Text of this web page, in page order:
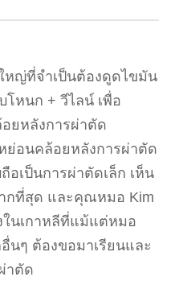
หญ่ที่จำเป็นต้องดูดไขมัน
โหนก + วีไลน์ เพื่อ
ยหลังการผ่าตัด
อนคล้อยหลังการผ่าตัด
เป็นการผ่าตัดเล็ก เห็น
กที่สุด และคุณหมอ Kim
ในเกาหลีที่แม้แต่หมอ
นๆ ต้องขอมาเรียนและ
าตัด